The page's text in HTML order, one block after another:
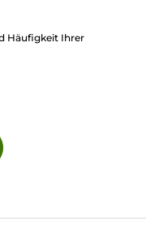
Häufigkeit Ihrer